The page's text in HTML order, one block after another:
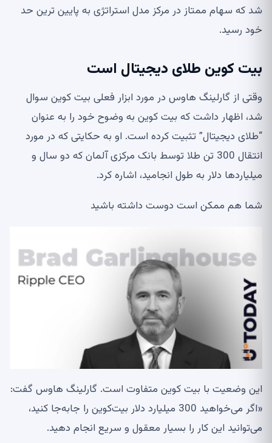
شد که سهام ممتاز در مرکز مدل استراتژی به پایین ترین حد
خود رسید.
بیت کوین طلای دیجیتال است
وقتی از گارلینگ هاوس در مورد ابزار فعلی بیت کوین سوال
شد، اظهار داشت که بیت کوین به وضوح خود را به عنوان
“طلای دیجیتال” تثبیت کرده است. او به حکایتی که در مورد
انتقال 300 تن طلا توسط بانک مرکزی آلمان که دو سال و
میلیاردها دلار به طول انجامید، اشاره کرد.
شما هم ممکن است دوست داشته باشید
این وضعیت با بیت کوین متفاوت است. گارلینگ هاوس گفت:
«اگر می‌خواهید 300 میلیارد دلار بیت‌کوین را جابه‌جا کنید،
می‌توانید این کار را بسیار معقول و سریع انجام دهید.